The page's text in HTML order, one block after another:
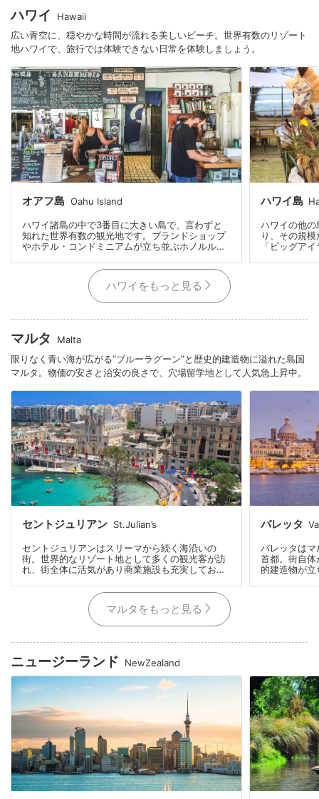
かりやすい構造です。
ハワイ
Hawaii
広い青空に、穏やかな時間が流れる美しいビーチ。世界有数のリゾート
地ハワイで、旅行では体験できない日常を体験しましょう。
オアフ島 Oahu Island
ハワイ諸島の中で3番目に大きい島で、言わずと
知れた世界有数の観光地です。ブランドショップ
やホテル・コンドミニアムが立ち並ぶホノルル、
ットのノースショア、全米No.1に選ばれたことが
あるカイルアビーチやラニカイビーチがあるウイ
ンドワードなどエリア毎に様々な特徴がありま
す。日本人だけでなく世界中の観光客も目立つワ
自然が残り、大自然を楽しむことができるのもオ
アフ島の良いところ。
ハワイ島
ハワイの他
り、その規
「ビッグア
帯もあり、
ハワイをもっと見る
マルタ
Malta
限りなく青い海が広がる“ブルーラグーン”と歴史的建造物に溢れた島国
マルタ。物価の安さと治安の良さで、穴場留学地として人気急上昇中。
セントジュリアン St.Julian’s
セントジュリアンはスリーマから続く海沿いの
街。世界的なリゾート地として多くの観光客が訪
れ、街全体に活気があり商業施設も充実しており
スーパーなど、生活に大変便利な場所です。
バレッタ
バレッタは
首都。街自
的建造物が
マルタをもっと見る
ニュージーランド NewZealand